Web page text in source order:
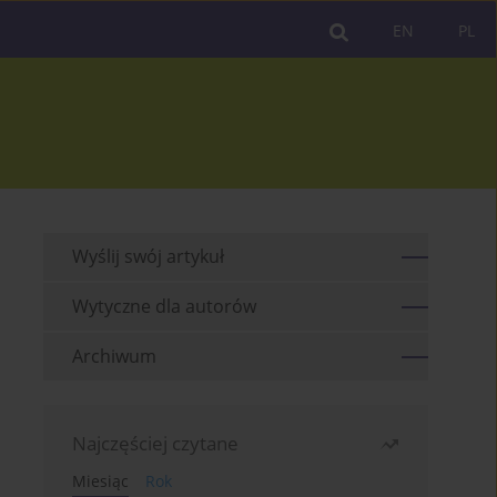
PL
EN
Wyślij swój artykuł
Wytyczne dla autorów
Archiwum
Najczęściej czytane
Miesiąc
Rok